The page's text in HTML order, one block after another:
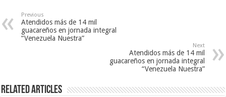
Previous
Atendidos más de 14 mil
guacareños en jornada integral
“Venezuela Nuestra”
Next
Atendidos más de 14 mil
guacareños en jornada integral
“Venezuela Nuestra”
Related Articles